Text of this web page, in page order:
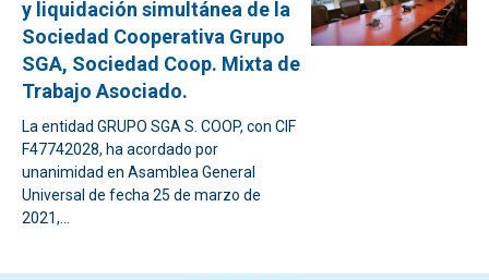
y liquidación simultánea de la
Sociedad Cooperativa Grupo
SGA, Sociedad Coop. Mixta de
Trabajo Asociado.
La entidad GRUPO SGA S. COOP, con CIF
F47742028, ha acordado por
unanimidad en Asamblea General
Universal de fecha 25 de marzo de
2021,...